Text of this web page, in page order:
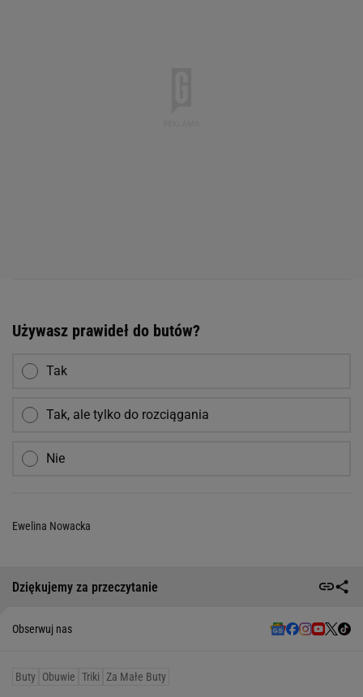
Używasz prawideł do butów?
Tak
Tak, ale tylko do rozciągania
Nie
Ewelina Nowacka
Dziękujemy za przeczytanie
Obserwuj nas
Buty Obuwie Triki Za Małe Buty